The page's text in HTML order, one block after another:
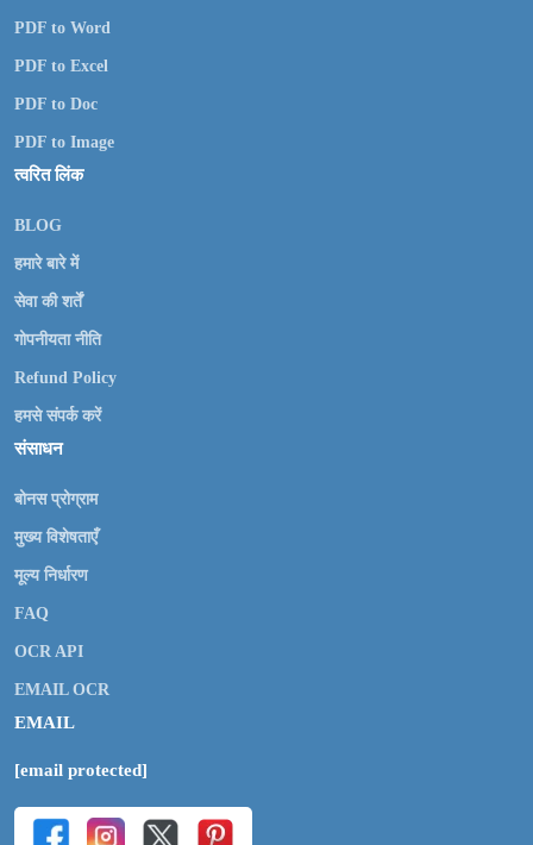
PDF to Word
PDF to Excel
PDF to Doc
PDF to Image
त्वरित लिंक
BLOG
हमारे बारे में
सेवा की शर्तें
गोपनीयता नीति
Refund Policy
हमसे संपर्क करें
संसाधन
बोनस प्रोग्राम
मुख्य विशेषताएँ
मूल्य निर्धारण
FAQ
OCR API
EMAIL OCR
EMAIL
[email protected]